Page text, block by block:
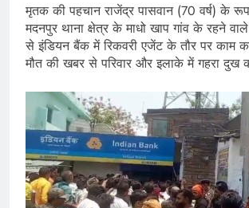
मृतक की पहचान राजेंद्र पासवान (70 वर्ष) के
मदनपुर थाना क्षेत्र के माधो खाप गांव के रहने
से इंडियन बैंक में रिकवरी एजेंट के तौर पर काम
मौत की खबर से परिवार और इलाके में गहरा दुख